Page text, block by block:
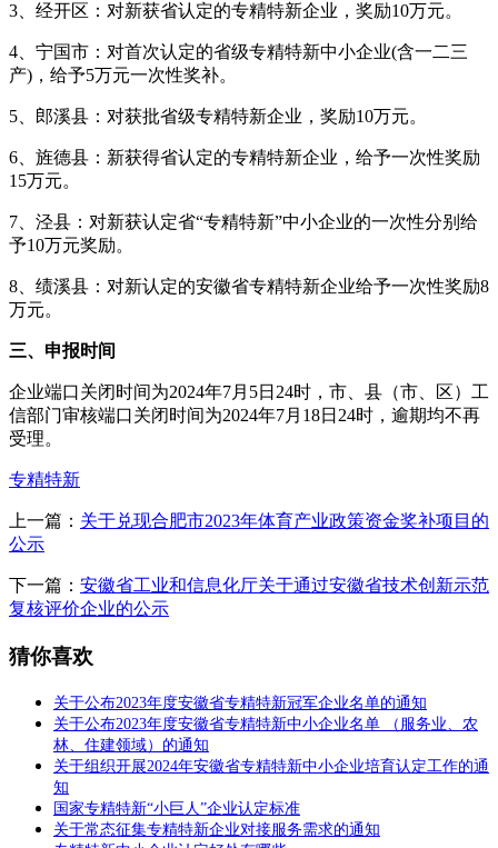
3、经开区：对新获省认定的专精特新企业，奖励10万元。
4、宁国市：对首次认定的省级专精特新中小企业(含一二三
产)，给予5万元一次性奖补。
5、郎溪县：对获批省级专精特新企业，奖励10万元。
6、旌德县：新获得省认定的专精特新企业，给予一次性奖励
15万元。
7、泾县：对新获认定省“专精特新”中小企业的一次性分别给
予10万元奖励。
8、绩溪县：对新认定的安徽省专精特新企业给予一次性奖励8
万元。
三、申报时间
企业端口关闭时间为2024年7月5日24时，市、县（市、区）工
信部门审核端口关闭时间为2024年7月18日24时，逾期均不再
受理。
专精特新
上一篇： 关于兑现合肥市2023年体育产业政策资金奖补项目的
公示
下一篇： 安徽省工业和信息化厅关于通过安徽省技术创新示范
复核评价企业的公示
猜你喜欢
关于公布2023年度安徽省专精特新冠军企业名单的通知
关于公布2023年度安徽省专精特新中小企业名单 （服务业、农
林、住建领域）的通知
关于组织开展2024年安徽省专精特新中小企业培育认定工作的通
知
国家专精特新“小巨人”企业认定标准
关于常态征集专精特新企业对接服务需求的通知